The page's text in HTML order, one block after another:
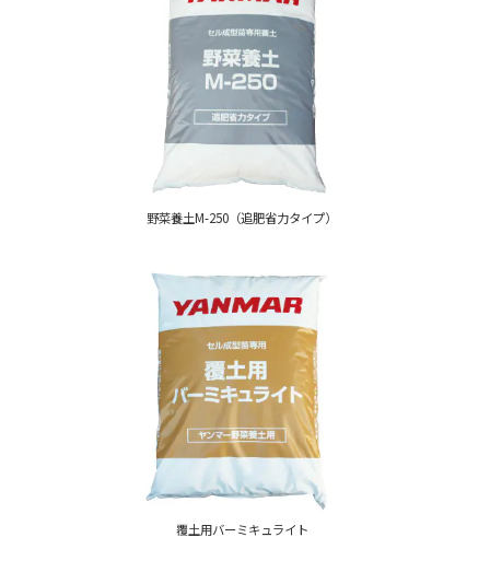
野菜養土M-250（追肥省力タイプ）
覆土用バーミキュライト